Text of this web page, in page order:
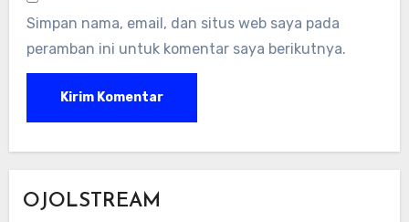
Simpan nama, email, dan situs web saya pada
peramban ini untuk komentar saya berikutnya.
OJOLSTREAM